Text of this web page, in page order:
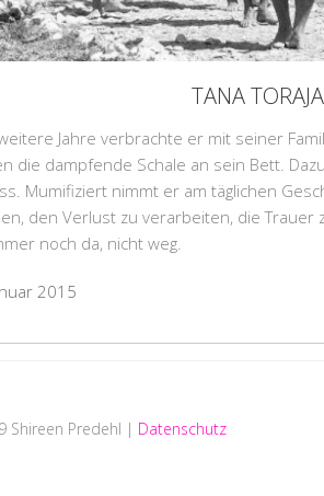
TANA
Jahre verbrachte er mit seiner
die dampfende Schale an sein Bett.
Mumifiziert nimmt er am täglichen
den Verlust zu verarbeiten, die Trauer
noch da, nicht weg.
2015
Shireen Predehl | Datenschutz